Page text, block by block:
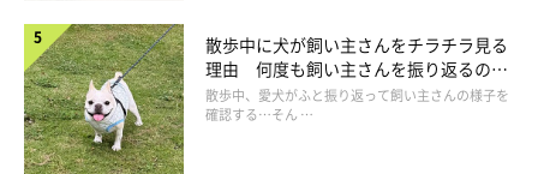
散歩中に犬が飼い主さんをチラチラ見る
理由 何度も飼い主さんを振り返るのは
なぜ？
散歩中、愛犬がふと振り返って飼い主さんの様子を
確認する…そん …